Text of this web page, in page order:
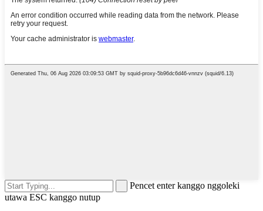
Pencet enter kanggo nggoleki
utawa ESC kanggo nutup